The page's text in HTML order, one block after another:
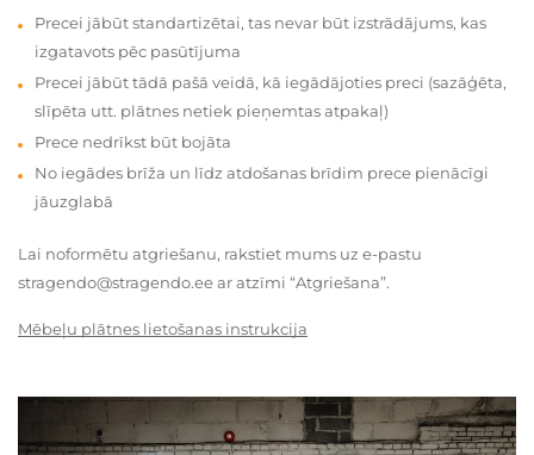
Precei jābūt standartizētai, tas nevar būt izstrādājums, kas
izgatavots pēc pasūtījuma
Precei jābūt tādā pašā veidā, kā iegādājoties preci (sazāģēta,
slīpēta utt. plātnes netiek pieņemtas atpakaļ)
Prece nedrīkst būt bojāta
No iegādes brīža un līdz atdošanas brīdim prece pienācīgi
jāuzglabā
Lai noformētu atgriešanu, rakstiet mums uz e-pastu
stragendo@stragendo.ee ar atzīmi “Atgriešana”.
Mēbeļu plātnes lietošanas instrukcija